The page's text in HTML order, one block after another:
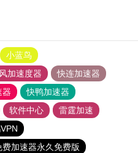
小蓝鸟
加速度器
快连加速器
器
快鸭加速器
软件中心
雷霆加速
费加速器永久免费版